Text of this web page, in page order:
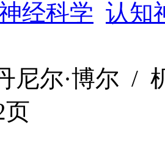
经科学 认知
尼尔·博尔 /
页